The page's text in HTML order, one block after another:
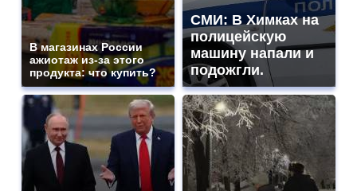
В магазинах России
ажиотаж из-за этого
продукта: что купить?
СМИ: В Химках на
полицейскую
машину напали и
подожгли.